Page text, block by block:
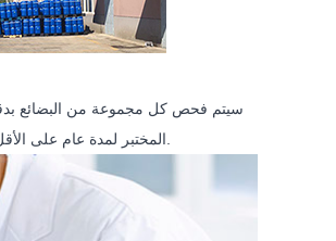
سيتم فحص كل مجموعة من البضائع بدقة
المختبر لمدة عام على الأقل. قبل إصدار الأمر للعملاء الجدد ، سيتم توفير عينة مجانية للاختبار. ونضمن أن جودة العينة هي نفس الجودة بالجملة.